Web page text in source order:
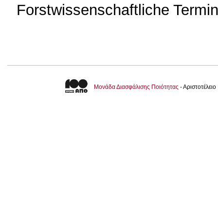
Forstwissenschaftliche
Μονάδα Διασφάλισης Ποιότητας -